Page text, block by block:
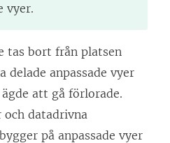
ö
n
s
t
e
k
e
n
ö
p
vyer.
tas bort från platsen
delade anpassade vyer
att gå förlorade.
och datadrivna
på anpassade vyer